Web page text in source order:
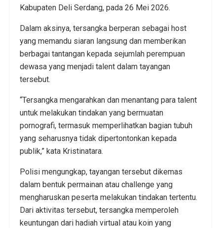
Kabupaten Deli Serdang, pada 26 Mei 2026.
Dalam aksinya, tersangka berperan sebagai host
yang memandu siaran langsung dan memberikan
berbagai tantangan kepada sejumlah perempuan
dewasa yang menjadi talent dalam tayangan
tersebut.
“Tersangka mengarahkan dan menantang para talent
untuk melakukan tindakan yang bermuatan
pornografi, termasuk memperlihatkan bagian tubuh
yang seharusnya tidak dipertontonkan kepada
publik,” kata Kristinatara.
Polisi mengungkap, tayangan tersebut dikemas
dalam bentuk permainan atau challenge yang
mengharuskan peserta melakukan tindakan tertentu.
Dari aktivitas tersebut, tersangka memperoleh
keuntungan dari hadiah virtual atau koin yang